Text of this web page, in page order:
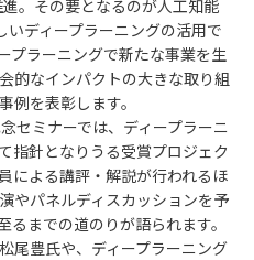
。その要となるのが人工知能
ディープラーニングの活用で
プラーニングで新たな事業を生
的なインパクトの大きな取り組
例を表彰します。
セミナーでは、ディープラーニ
指針となりうる受賞プロジェク
による講評・解説が行われるほ
やパネルディスカッションを予
までの道のりが語られます。
尾豊氏や、ディープラーニング